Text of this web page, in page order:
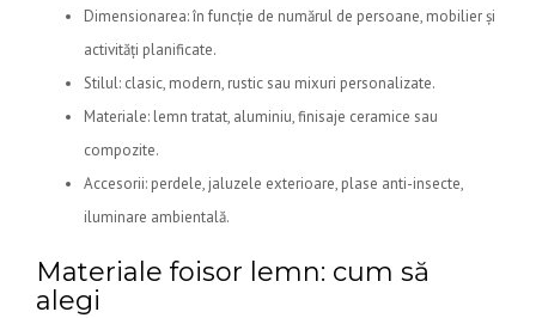
Dimensionarea: în funcție de numărul de persoane, mobilier și
activități planificate.
Stilul: clasic, modern, rustic sau mixuri personalizate.
Materiale: lemn tratat, aluminiu, finisaje ceramice sau
compozite.
Accesorii: perdele, jaluzele exterioare, plase anti-insecte,
iluminare ambientală.
Materiale foisor lemn: cum să
alegi